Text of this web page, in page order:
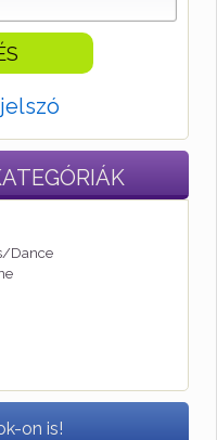
Dance
on is!